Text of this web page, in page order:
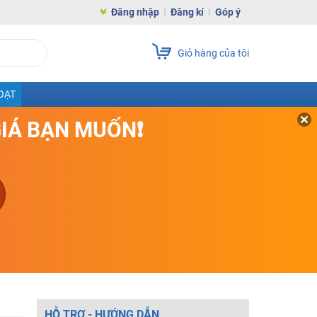
Đăng nhập Đăng kí Góp ý
Giỏ hàng của tôi
BẠN MUỐN❗